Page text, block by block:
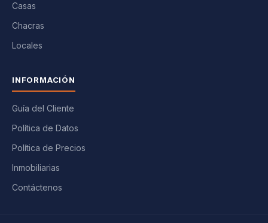
Casas
Chacras
Locales
INFORMACIÓN
Guía del Cliente
Política de Datos
Política de Precios
Inmobiliarias
Contáctenos